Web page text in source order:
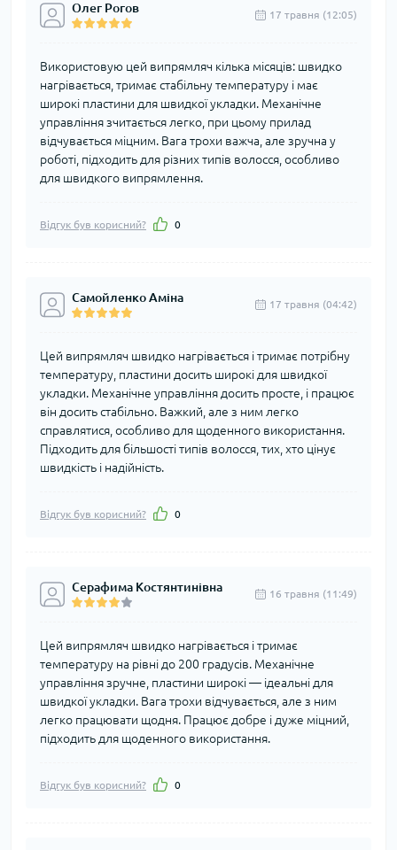
Олег Рогов 17 травня (12:05)
Використовую цей випрямляч кілька місяців: швидко
нагрівається, тримає стабільну температуру і має
широкі пластини для швидкої укладки. Механічне
управління зчитається легко, при цьому прилад
відчувається міцним. Вага трохи важча, але зручна у
роботі, підходить для різних типів волосся, особливо
для швидкого випрямлення.
Відгук був корисний? 0
Самойленко Аміна 17 травня (04:42)
Цей випрямляч швидко нагрівається і тримає потрібну
температуру, пластини досить широкі для швидкої
укладки. Механічне управління досить просте, і працює
він досить стабільно. Важкий, але з ним легко
справлятися, особливо для щоденного використання.
Підходить для більшості типів волосся, тих, хто цінує
швидкість і надійність.
Відгук був корисний? 0
Серафима Костянтинівна 16 травня (11:49)
Цей випрямляч швидко нагрівається і тримає
температуру на рівні до 200 градусів. Механічне
управління зручне, пластини широкі — ідеальні для
швидкої укладки. Вага трохи відчувається, але з ним
легко працювати щодня. Працює добре і дуже міцний,
підходить для щоденного використання.
Відгук був корисний? 0